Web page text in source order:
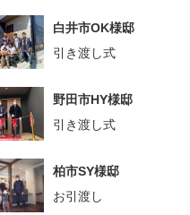
白井市OK様邸
引き渡し式
野田市HY様邸
引き渡し式
柏市SY様邸
お引渡し